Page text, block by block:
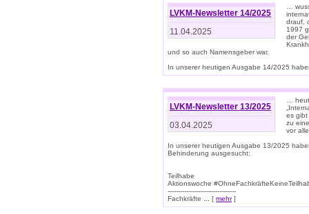
LVKM-Newsletter 14/2025
11.04.2025
…
drauf,
1997
der
und so auch Namensgeber war.
In unserer heutigen Ausgabe 14/2025
LVKM-Newsletter 13/2025
03.04.2025
…
es gibt
zu
vor
In unserer heutigen Ausgabe 13/2025
Behinderung ausgesucht:
Teilhabe
Aktionswoche
---------------------------------
Fachkräfte ... [ mehr]